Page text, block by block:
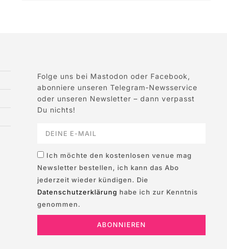
Folge uns bei Mastodon oder Facebook,
abonniere unseren Telegram-Newsservice
oder unseren Newsletter – dann verpasst
Du nichts!
Ich möchte den kostenlosen venue mag
Newsletter bestellen, ich kann das Abo
jederzeit wieder kündigen. Die
Datenschutzerklärung habe ich zur Kenntnis
genommen.
ABONNIEREN